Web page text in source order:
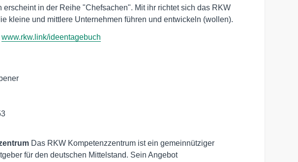
erscheint in der Reihe "Chefsachen". Mit ihr richtet sich das RKW
kleine und mittlere Unternehmen führen und entwickeln (wollen).
www.rkw.link/ideentagebuch
Das RKW Kompetenzzentrum ist ein gemeinnütziger
für den deutschen Mittelstand. Sein Angebot